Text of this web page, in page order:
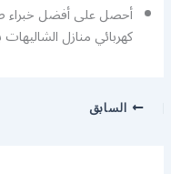
أحصل على أفضل خبراء
كهربائي منازل
السابق